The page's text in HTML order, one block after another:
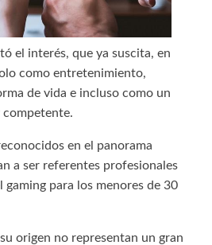
el interés, que ya suscita, en
como entretenimiento,
de vida e incluso como un
en el panorama
a ser referentes profesionales
para los menores de 30
origen no representan un gran